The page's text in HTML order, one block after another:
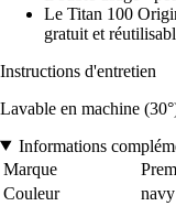
Le Titan 100
gratuit et
Instructions d'entretien
Lavable en machine
Informations
Marque
Couleur
navy